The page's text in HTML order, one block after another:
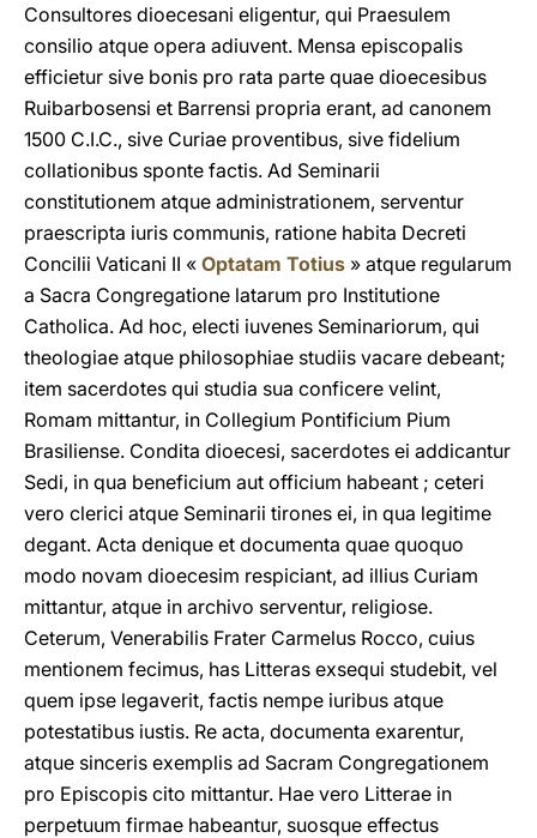
Consultores dioecesani eligentur, qui Praesulem
consilio atque opera adiuvent. Mensa episcopalis
efficietur sive bonis pro rata parte quae dioecesibus
Ruibarbosensi et Barrensi propria erant, ad canonem
1500 C.I.C., sive Curiae proventibus, sive fidelium
collationibus sponte factis. Ad Seminarii
constitutionem atque administrationem, serventur
praescripta iuris communis, ratione habita Decreti
Concilii Vaticani II « Optatam Totius » atque regularum
a Sacra Congregatione latarum pro Institutione
Catholica. Ad hoc, electi iuvenes Seminariorum, qui
theologiae atque philosophiae studiis vacare debeant;
item sacerdotes qui studia sua conficere velint,
Romam mittantur, in Collegium Pontificium Pium
Brasiliense. Condita dioecesi, sacerdotes ei addicantur
Sedi, in qua beneficium aut officium habeant ; ceteri
vero clerici atque Seminarii tirones ei, in qua legitime
degant. Acta denique et documenta quae quoquo
modo novam dioecesim respiciant, ad illius Curiam
mittantur, atque in archivo serventur, religiose.
Ceterum, Venerabilis Frater Carmelus Rocco, cuius
mentionem fecimus, has Litteras exsequi studebit, vel
quem ipse legaverit, factis nempe iuribus atque
potestatibus iustis. Re acta, documenta exarentur,
atque sinceris exemplis ad Sacram Congregationem
pro Episcopis cito mittantur. Hae vero Litterae in
perpetuum firmae habeantur, suosque effectus